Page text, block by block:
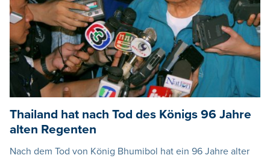
Thailand hat nach Tod des Königs 96 Jahre
alten Regenten
Nach dem Tod von König Bhumibol hat ein 96 Jahre alter